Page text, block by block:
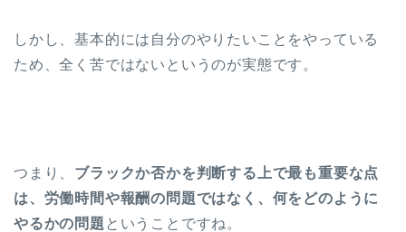
しかし、基本的には自分のやりたいことをやっている
ため、全く苦ではないというのが実態です。
つまり、 ブラックか否かを判断する上で最も重要な点
は、労働時間や報酬の問題ではなく、何をどのように
やるかの問題 ということですね。